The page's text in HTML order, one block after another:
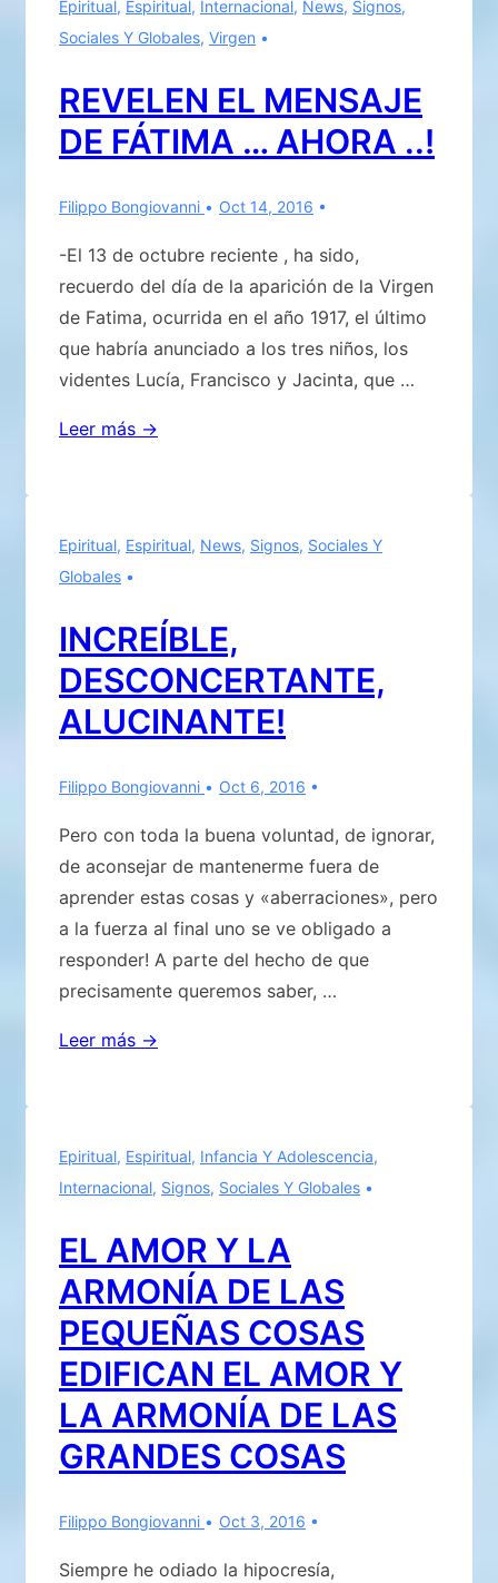
Y
EL
DE
LA
Epiritual, Espiritual, Internacional, News, Signos,
Sociales Y Globales, Virgen
REVELEN EL MENSAJE
DE FÁTIMA … AHORA ..!
Filippo Bongiovanni Oct 14, 2016
-El 13 de octubre reciente , ha sido,
recuerdo del día de la aparición de la Virgen
de Fatima, ocurrida en el año 1917, el último
que habría anunciado a los tres niños, los
videntes Lucía, Francisco y Jacinta, que …
REVELEN
FÁTIMA
…
..!
Leer más →
Epiritual, Espiritual, News, Signos, Sociales Y
Globales
INCREÍBLE,
DESCONCERTANTE,
ALUCINANTE!
Filippo Bongiovanni Oct 6, 2016
Pero con toda la buena voluntad, de ignorar,
de aconsejar de mantenerme fuera de
aprender estas cosas y «aberraciones», pero
a la fuerza al final uno se ve obligado a
responder! A parte del hecho de que
precisamente queremos saber, …
INCREÍBLE,
Leer más →
Epiritual, Espiritual, Infancia Y Adolescencia,
Internacional, Signos, Sociales Y Globales
EL AMOR Y LA
ARMONÍA DE LAS
PEQUEÑAS COSAS
EDIFICAN EL AMOR Y
LA ARMONÍA DE LAS
GRANDES COSAS
Filippo Bongiovanni Oct 3, 2016
Siempre he odiado la hipocresía,